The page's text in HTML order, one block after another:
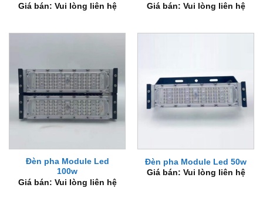
Giá bán: Vui lòng liên hệ
Giá bán: Vui lòng liên hệ
Đèn pha Module Led
100w
Giá bán: Vui lòng liên hệ
Đèn pha Module Led 50w
Giá bán: Vui lòng liên hệ